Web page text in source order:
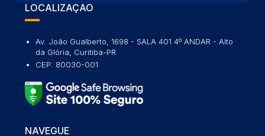
LOCALIZAÇÃO
Av. João Gualberto, 1698 - SALA 401 4º ANDAR - Alto
da Glória, Curitiba-PR
CEP: 80030-001
NAVEGUE